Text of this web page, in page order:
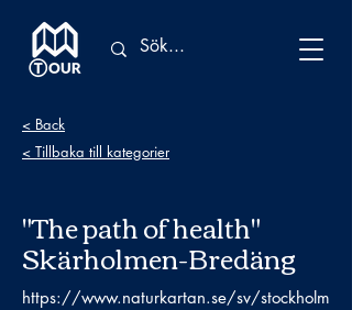
< Back
< Tillbaka till kategorier
"The path of health"
Skärholmen-Bredäng
https://www.naturkartan.se/sv/stockholm